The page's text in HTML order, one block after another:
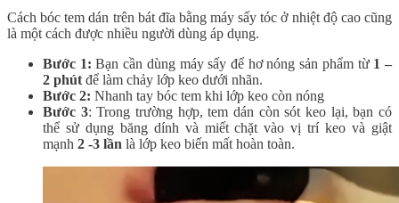
Cách bóc tem dán trên bát đĩa bằng máy sấy tóc ở nhiệt độ cao cũng
là một cách được nhiều người dùng áp dụng.
Bước 1: Bạn cần dùng máy sấy để hơ nóng sản phẩm từ 1 –
2 phút để làm chảy lớp keo dưới nhãn.
Bước 2: Nhanh tay bóc tem khi lớp keo còn nóng
Bước 3: Trong trường hợp, tem dán còn sót keo lại, bạn có
thể sử dụng băng dính và miết chặt vào vị trí keo và giật
mạnh 2 -3 lần là lớp keo biến mất hoàn toàn.